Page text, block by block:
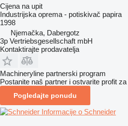
Cijena na upit
Industrijska oprema - potiskivač papira
1998
Njemačka, Dabergotz
3p Vertriebsgesellschaft mbH
Kontaktirajte prodavatelja
Machineryline partnerski program
Postanite naš partner i ostvarite profit
Pogledajte ponudu
Informacije o Schneider